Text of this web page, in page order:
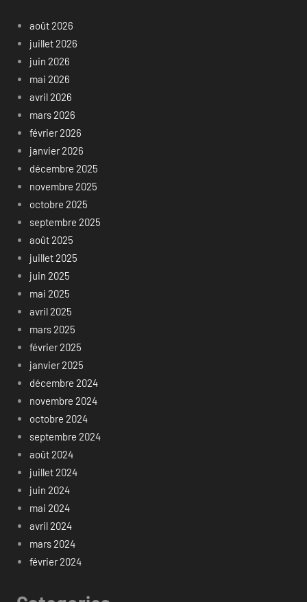
août 2026
juillet 2026
juin 2026
mai 2026
avril 2026
mars 2026
février 2026
janvier 2026
décembre 2025
novembre 2025
octobre 2025
septembre 2025
août 2025
juillet 2025
juin 2025
mai 2025
avril 2025
mars 2025
février 2025
janvier 2025
décembre 2024
novembre 2024
octobre 2024
septembre 2024
août 2024
juillet 2024
juin 2024
mai 2024
avril 2024
mars 2024
février 2024